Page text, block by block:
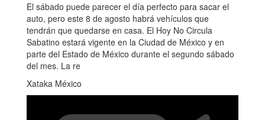
El sábado puede parecer el día perfecto para sacar el
auto, pero este 8 de agosto habrá vehículos que
tendrán que quedarse en casa. El Hoy No Circula
Sabatino estará vigente en la Ciudad de México y en
parte del Estado de México durante el segundo sábado
del mes. La re
Xataka México